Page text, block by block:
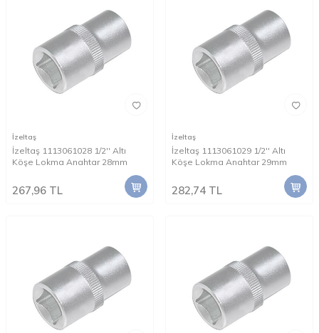
İzeltaş
İzeltaş 1113061028 1/2'' Altı
Köşe Lokma Anahtar 28mm
267,96 TL
İzeltaş
İzeltaş 1113061029 1/2'' Altı
Köşe Lokma Anahtar 29mm
282,74 TL